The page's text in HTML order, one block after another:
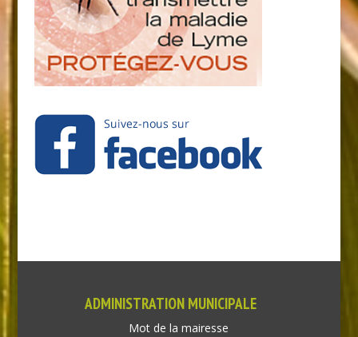
ADMINISTRATION MUNICIPALE
Mot de la mairesse